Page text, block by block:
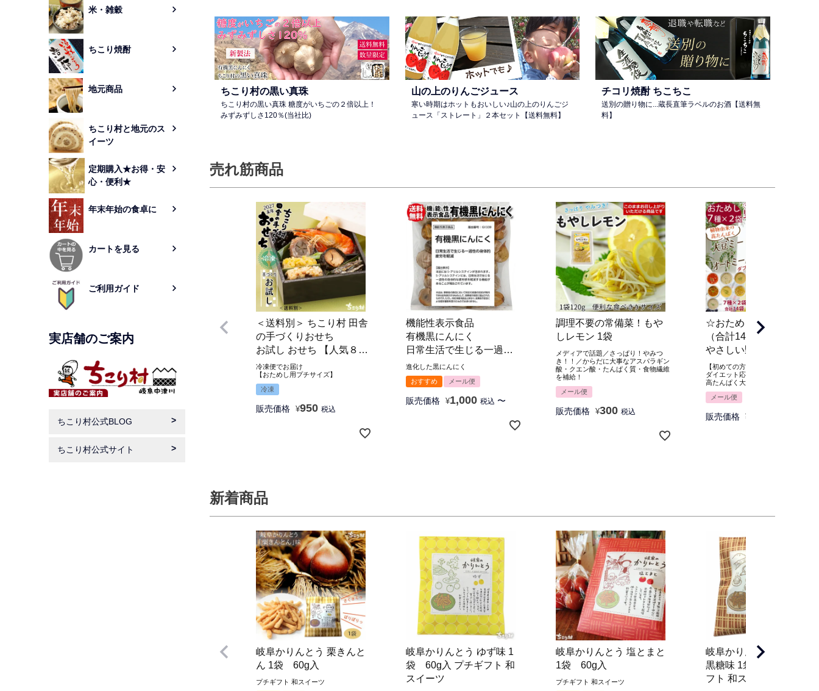
米・雑穀
ちこり焼酎
地元商品
ちこり村と地元のス
イーツ
定期購入★お得・安
心・便利★
年末年始の食卓に
カートを見る
ご利用ガイド
実店舗のご案内
ちこり村公式BLOG
ちこり村公式サイト
ちこり村の黒い真珠
ちこり村の黒い真珠 糖度がいちごの２倍以上！
みずみずしさ120％(当社比)
山の上のりんごジュース
寒い時期はホットもおいしい♪山の上のりんごジ
ュース「ストレート」２本セット【送料無料】
チコリ焼酎 ちこちこ
送別の贈り物に...蔵長直筆ラベルのお酒【送料無
料】
売れ筋商品
冷凍便でお届け
【おためし用プチサイズ】
＜送料別＞ ちこり村 田舎
の手づくりおせち
お試し おせち 【人気８
品】
冷凍
販売価格 ¥950 税込
進化した黒にんにく
機能性表示食品
有機黒にんにく
日常生活で生じる一過性
の身体的疲労感を軽減
120ｇ 1袋 (約17日分) / 2袋
/ 5袋 / 8袋
おすすめ メール便
販売価格 ¥1,000 税込 〜
メディアで話題／さっぱり！やみつ
き！！／からだに大事なアスパラギン
酸・クエン酸・たんぱく質・食物繊維
を補給！
調理不要の常備菜！もや
しレモン 1袋
メール便
販売価格 ¥300 税込
【初めての方におすすめ】
ダイエット応援！
高たんぱく大豆ミートで満足スープ
☆おためし全７種類×２袋
（合計14袋）☆
やさしい野菜プロテイン
スープ【メール便送料無
料】
メール便
販売価格 ¥
新着商品
プチギフト 和スイーツ
岐阜かりんとう 栗きんと
ん 1袋 60g入
岐阜かりんとう ゆず味 1
袋 60g入 プチギフト 和
スイーツ
プチギフト 和スイーツ
岐阜かりんとう 塩とまと
1袋 60g入
岐阜かりんとう ちこり茶
黒糖味 1袋 60g入 プチ
フト 和スイーツ